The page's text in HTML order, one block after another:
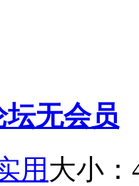
无会员
用 大小：